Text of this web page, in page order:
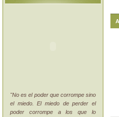
"No es el poder que corrompe sino
el miedo. El miedo de perder el
poder corrompe a los que lo